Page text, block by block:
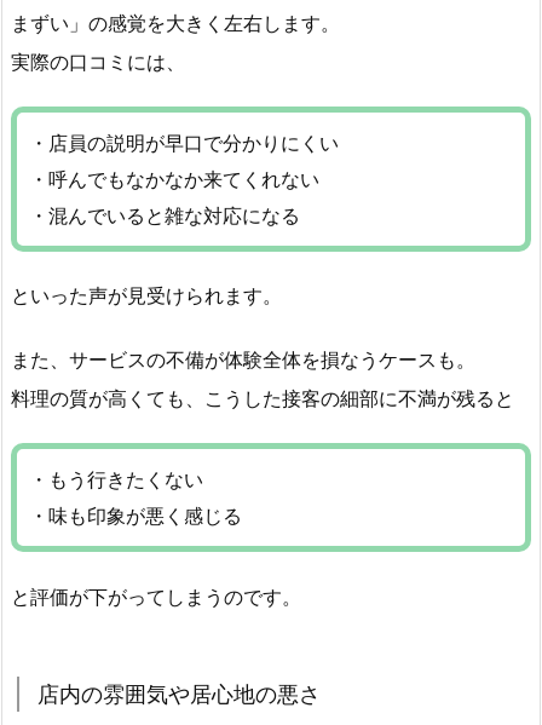
まずい」の感覚を大きく左右します。
実際の口コミには、
・店員の説明が早口で分かりにくい
・呼んでもなかなか来てくれない
・混んでいると雑な対応になる
といった声が見受けられます。
また、サービスの不備が体験全体を損なうケースも。
料理の質が高くても、こうした接客の細部に不満が残ると
・もう行きたくない
・味も印象が悪く感じる
と評価が下がってしまうのです。
店内の雰囲気や居心地の悪さ